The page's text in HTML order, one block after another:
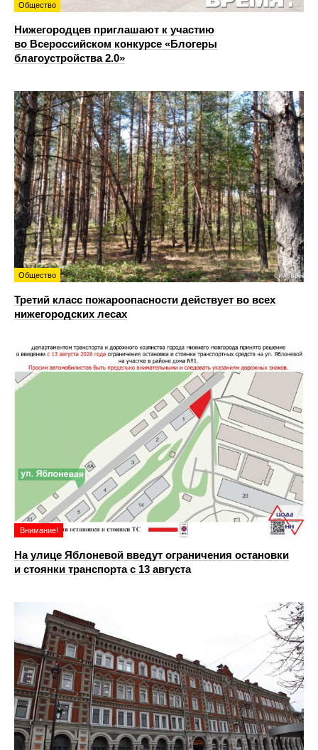
Общество
Нижегородцев приглашают к участию
во Всероссийском конкурсе «Блогеры
благоустройства 2.0»
Общество
Третий класс пожароопасности действует во всех
нижегородских лесах
Внимание!
На улице Яблоневой введут ограничения остановки
и стоянки транспорта с 13 августа